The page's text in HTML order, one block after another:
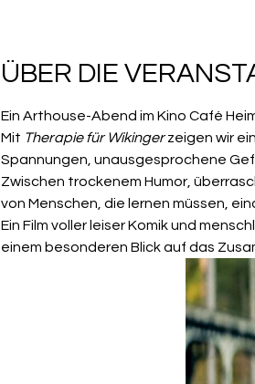
ÜBER DIE
Ein Arthouse-Abend im Kino Café
Mit Therapie für Wikinger zeigen wir
Spannungen, unausgesprochene
Zwischen trockenem Humor,
von Menschen, die lernen müssen,
Ein Film voller leiser Komik und
einem besonderen Blick auf das